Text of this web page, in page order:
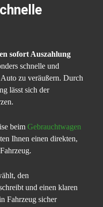
sofort Auszahlung
schnelle und
zu veräußern. Durch
lässt sich der
beim Gebrauchtwagen
Ihnen einen direkten,
den
und einen klaren
Fahrzeug sicher